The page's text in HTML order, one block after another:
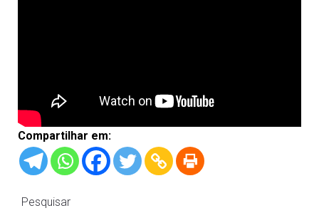
Compartilhar em:
Pesquisar